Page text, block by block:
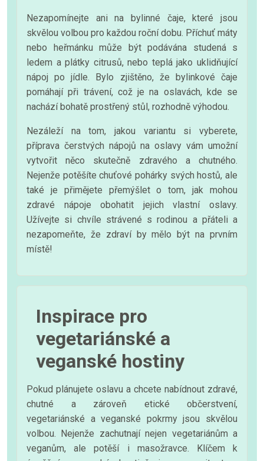
Nezapomínejte ani na bylinné čaje, které jsou
skvělou volbou pro každou roční dobu. Příchuť máty
nebo heřmánku může být podávána studená s
ledem a plátky citrusů, nebo teplá jako uklidňující
nápoj po jídle. Bylo zjištěno, že bylinkové čaje
pomáhají při trávení, což je na oslavách, kde se
nachází bohatě prostřený stůl, rozhodně výhodou.
Nezáleží na tom, jakou variantu si vyberete,
příprava čerstvých nápojů na oslavy vám umožní
vytvořit něco skutečně zdravého a chutného.
Nejenže potěšíte chuťové pohárky svých hostů, ale
také je přimějete přemýšlet o tom, jak mohou
zdravé nápoje obohatit jejich vlastní oslavy.
Užívejte si chvíle strávené s rodinou a přáteli a
nezapomeňte, že zdraví by mělo být na prvním
místě!
Inspirace pro
vegetariánské a
veganské hostiny
Pokud plánujete oslavu a chcete nabídnout zdravé,
chutné a zároveň etické občerstvení,
vegetariánské a veganské pokrmy jsou skvělou
volbou. Nejenže zachutnají nejen vegetariánům a
veganům, ale potěší i masožravce. Klíčem k